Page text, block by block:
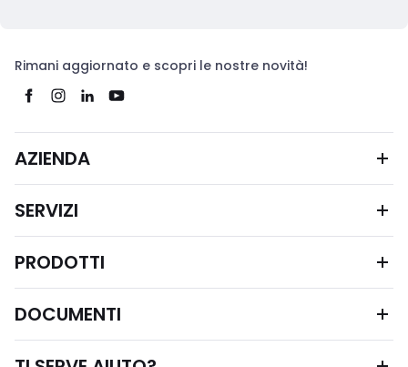
Rimani aggiornato e scopri le nostre novità!
AZIENDA
SERVIZI
PRODOTTI
DOCUMENTI